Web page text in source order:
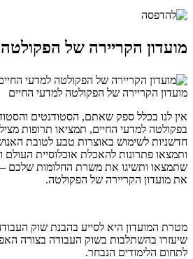
מועדון הקריירה של
מועדון הקריירה של הפקולטה למדעי החיים
אין לנו בכלל ספק שאתם, הסטודנטים
בפקולטה למדעי החיים, תמציאו תרופות
חדשניות לשימוש באוצרות טבע לטובת
ותמצאו פתרונות להאכלת אוכלוסיית
שתמצאו ותשיגו את משרת החלומות שלכם –
את מועדון הקריירה של הפקולטה.
מטרת המועדון היא לסייע בהבנת שוק
שיעזרו בהשתלבות בשוק העבודה בצורה
לתחום הלימודים הנבחר.